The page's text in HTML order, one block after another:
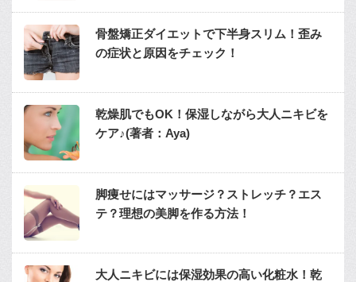
骨盤矯正ダイエットで下半身スリム！歪み
の症状と原因をチェック！
乾燥肌でもOK！保湿しながら大人ニキビを
ケア♪(著者：Aya)
脚痩せにはマッサージ？ストレッチ？エス
テ？理想の美脚を作る方法！
大人ニキビには保湿効果の高い化粧水！乾